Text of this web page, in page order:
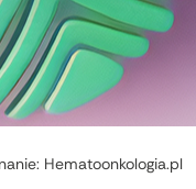
Hematoonkologia.pl